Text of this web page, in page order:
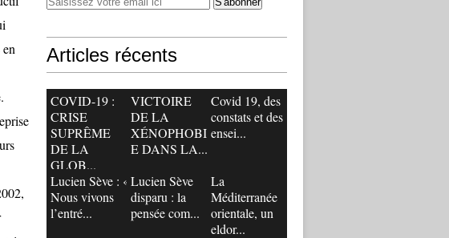
Articles récents
COVID-19 :
CRISE
SUPRÊME
DE LA
GLOB...
VICTOIRE
DE LA
XÉNOPHOBI
E DANS LA...
Covid 19, des
constats et des
ensei...
Lucien Sève : «
Nous vivons
l’entré...
Lucien Sève
disparu : la
pensée com...
La
Méditerranée
orientale, un
eldor...